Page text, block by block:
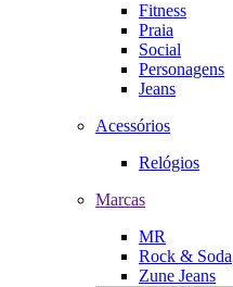
Fitness
Praia
Social
Personagens
Jeans
Acessórios
Relógios
Marcas
MR
Rock & Soda
Zune Jeans